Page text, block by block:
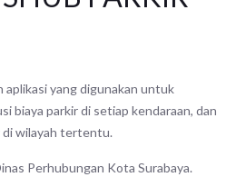
aplikasi yang digunakan untuk
biaya parkir di setiap kendaraan, dan
wilayah tertentu.
Perhubungan Kota Surabaya.